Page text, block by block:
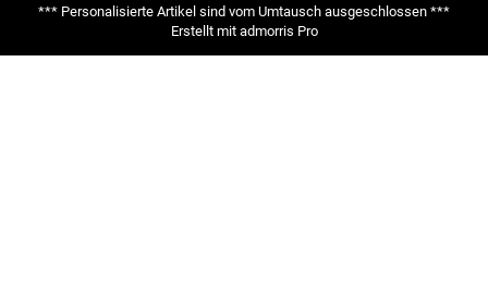
*** Personalisierte Artikel sind vom Umtausch ausgeschlossen ***
Erstellt mit admorris Pro